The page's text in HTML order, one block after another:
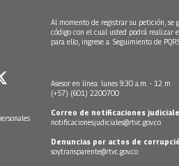
Al momento de registrar su petición, se
código con el cual usted podrá realizar
para ello, ingrese a: Seguimiento de
Asesor en línea: lunes 9:30 a.m. - 12 m
(+57) (601) 2200700
Correo de notificaciones
notificacionesjudiciales@rtvc.gov.co
Denuncias por actos de
soytransparente@rtvc.gov.co